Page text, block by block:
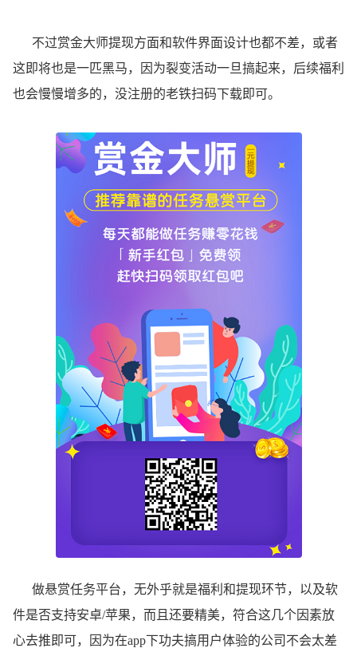
不过赏金大师提现方面和软件界面设计也都不差，或者
这即将也是一匹黑马，因为裂变活动一旦搞起来，后续福利
也会慢慢增多的，没注册的老铁扫码下载即可。
做悬赏任务平台，无外乎就是福利和提现环节，以及软
件是否支持安卓/苹果，而且还要精美，符合这几个因素放
心去推即可，因为在app下功夫搞用户体验的公司不会太差